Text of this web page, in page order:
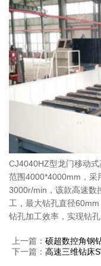
CJ4040HZ型龙门移动
范围4000*4000mm，采
3000r/min，该款高速数
工，最大钻孔直径
钻孔加工效率，实现钻孔
上一篇： 硕超数控角钢
下一篇： 高速三维钻床